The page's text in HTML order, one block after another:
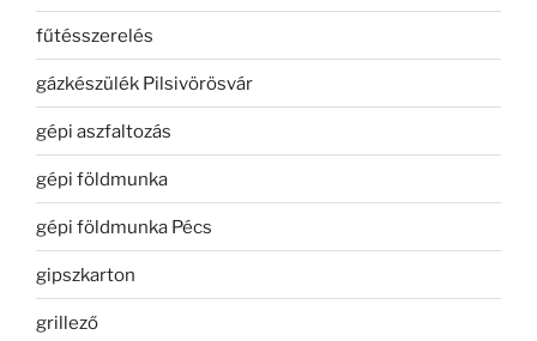
fűtésszerelés
gázkészülék Pilsivörösvár
gépi aszfaltozás
gépi földmunka
gépi földmunka Pécs
gipszkarton
grillező